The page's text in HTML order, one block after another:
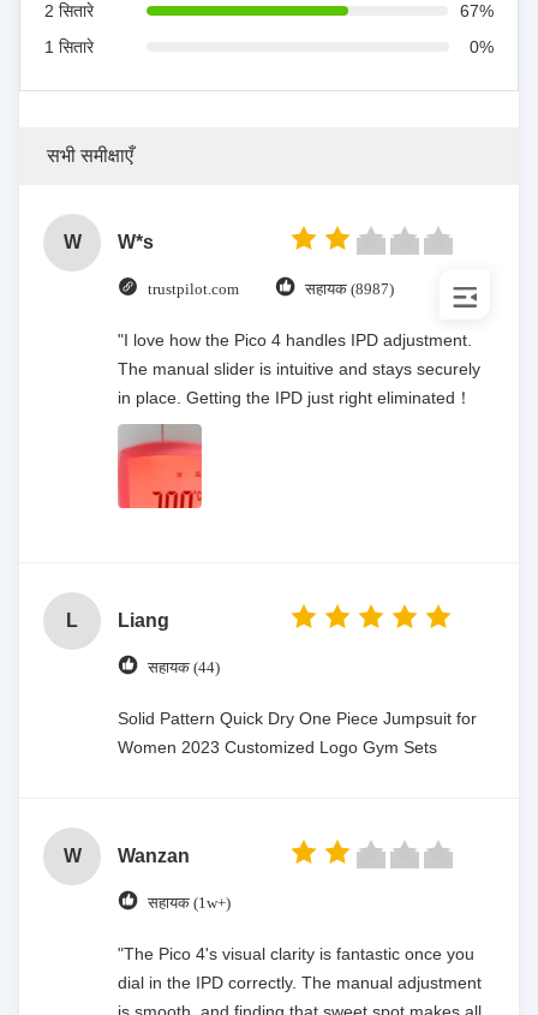
2 सितारे
67%
1 सितारे
0%
सभी समीक्षाएँ
W W*s
trustpilot.com सहायक (8987)
"I love how the Pico 4 handles IPD adjustment.
The manual slider is intuitive and stays securely
in place. Getting the IPD just right eliminated！
L Liang
सहायक (44)
Solid Pattern Quick Dry One Piece Jumpsuit for
Women 2023 Customized Logo Gym Sets
W Wanzan
सहायक (1w+)
"The Pico 4's visual clarity is fantastic once you
dial in the IPD correctly. The manual adjustment